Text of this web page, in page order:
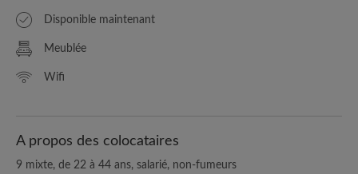
Disponible maintenant
Meublée
Wifi
A propos des colocataires
9 mixte, de 22 à 44 ans, salarié, non-fumeurs